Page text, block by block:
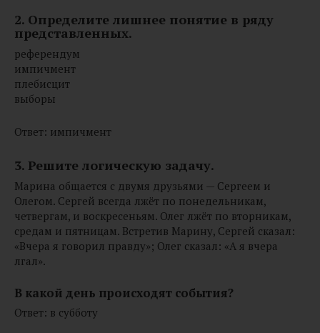
2. Определите лишнее понятие в ряду
представленных.
референдум
импичмент
плебисцит
выборы
Ответ: импичмент
3. Решите логическую задачу.
Марина общается с двумя друзьями — Сергеем и
Олегом. Сергей всегда лжёт по понедельникам,
четвергам, и воскресеньям. Олег лжёт по вторникам,
средам и пятницам. Встретив Марину, Сергей сказал:
«Вчера я говорил правду»; Олег сказал: «А я вчера
лгал».
В какой день происходят события?
Ответ: в субботу